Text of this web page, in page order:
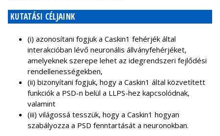
KUTATÁSI CÉLJAINK
(i) azonosítani fogjuk a Caskin1 fehérjék által
interakcióban lévő neuronális állványfehérjéket,
amelyeknek szerepe lehet az idegrendszeri fejlődési
rendellenességekben,
(ii) bizonyítani fogjuk, hogy a Caskin1 által közvetített
funkciók a PSD-n belül a LLPS-hez kapcsolódnak,
valamint
(iii) világossá tesszük, hogy a Caskin1 hogyan
szabályozza a PSD fenntartását a neuronokban.